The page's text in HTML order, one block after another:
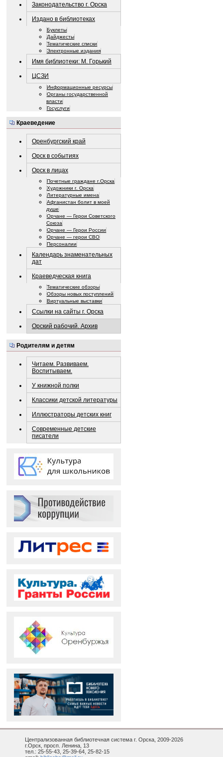
Законодательство г. Орска
Издано в библиотеках
Буклеты
Дайджесты
Тематические списки
Электронные издания
Имя библиотеки: М. Горький
ЦСЗИ
Информационные ресурсы
Органы государственной
власти
Госуслуги
Краеведение
Оренбургский край
Орск в событиях
Орск в лицах
Почетные граждане г.Орска
Художники г. Орска
Литературные имена
Афганистан болит в моей
душе
Орчане — Герои Советского
Союза
Орчане — Герои России
Орчане — герои СВО
Персоналии
Календарь знаменательных
дат
Краеведческая книга
Тематические обзоры
Обзоры новых поступлений
Виртуальные выставки
Ссылки на сайты г. Орска
Орский рабочий. Архив
Родителям и детям
Читаем. Развиваем.
Воспитываем.
У книжной полки
Классики детской литературы
Иллюстраторы детских книг
Современные детские
писатели
Централизованная библиотечная система г. Орска, 2009-2026
г.Орск, просп. Ленина, 13
тел.: 25-55-43, 25-39-64, 25-82-15